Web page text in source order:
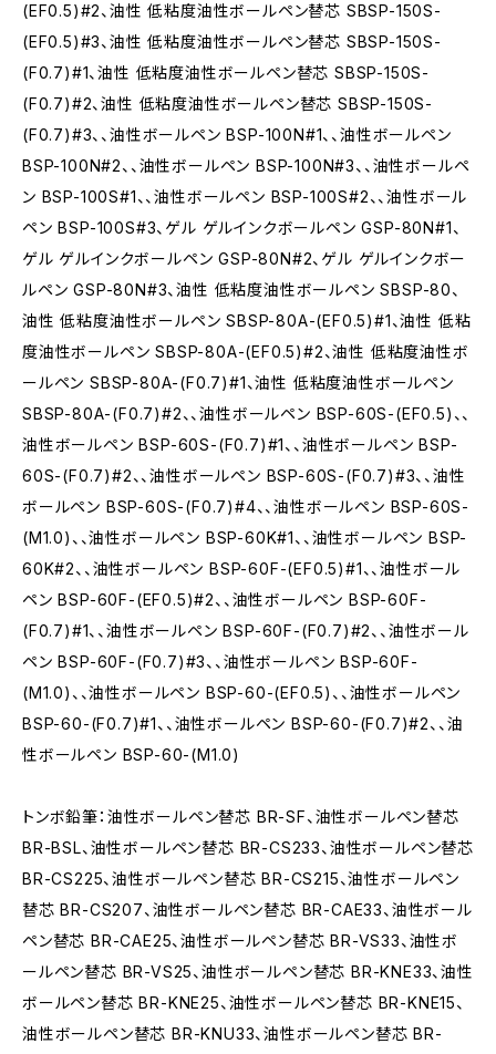
(EF0.5)#2、油性 低粘度油性ボールペン替芯 SBSP-150S-
(EF0.5)#3、油性 低粘度油性ボールペン替芯 SBSP-150S-
(F0.7)#1、油性 低粘度油性ボールペン替芯 SBSP-150S-
(F0.7)#2、油性 低粘度油性ボールペン替芯 SBSP-150S-
(F0.7)#3、、油性ボールペン BSP-100N#1、、油性ボールペン
BSP-100N#2、、油性ボールペン BSP-100N#3、、油性ボールペ
ン BSP-100S#1、、油性ボールペン BSP-100S#2、、油性ボール
ペン BSP-100S#3、ゲル ゲルインクボールペン GSP-80N#1、
ゲル ゲルインクボールペン GSP-80N#2、ゲル ゲルインクボー
ルペン GSP-80N#3、油性 低粘度油性ボールペン SBSP-80、
油性 低粘度油性ボールペン SBSP-80A-(EF0.5)#1、油性 低粘
度油性ボールペン SBSP-80A-(EF0.5)#2、油性 低粘度油性ボ
ールペン SBSP-80A-(F0.7)#1、油性 低粘度油性ボールペン
SBSP-80A-(F0.7)#2、、油性ボールペン BSP-60S-(EF0.5)、、
油性ボールペン BSP-60S-(F0.7)#1、、油性ボールペン BSP-
60S-(F0.7)#2、、油性ボールペン BSP-60S-(F0.7)#3、、油性
ボールペン BSP-60S-(F0.7)#4、、油性ボールペン BSP-60S-
(M1.0)、、油性ボールペン BSP-60K#1、、油性ボールペン BSP-
60K#2、、油性ボールペン BSP-60F-(EF0.5)#1、、油性ボール
ペン BSP-60F-(EF0.5)#2、、油性ボールペン BSP-60F-
(F0.7)#1、、油性ボールペン BSP-60F-(F0.7)#2、、油性ボール
ペン BSP-60F-(F0.7)#3、、油性ボールペン BSP-60F-
(M1.0)、、油性ボールペン BSP-60-(EF0.5)、、油性ボールペン
BSP-60-(F0.7)#1、、油性ボールペン BSP-60-(F0.7)#2、、油
性ボールペン BSP-60-(M1.0)
トンボ鉛筆：油性ボールペン替芯 BR-SF、油性ボールペン替芯
BR-BSL、油性ボールペン替芯 BR-CS233、油性ボールペン替芯
BR-CS225、油性ボールペン替芯 BR-CS215、油性ボールペン
替芯 BR-CS207、油性ボールペン替芯 BR-CAE33、油性ボール
ペン替芯 BR-CAE25、油性ボールペン替芯 BR-VS33、油性ボ
ールペン替芯 BR-VS25、油性ボールペン替芯 BR-KNE33、油性
ボールペン替芯 BR-KNE25、油性ボールペン替芯 BR-KNE15、
油性ボールペン替芯 BR-KNU33、油性ボールペン替芯 BR-